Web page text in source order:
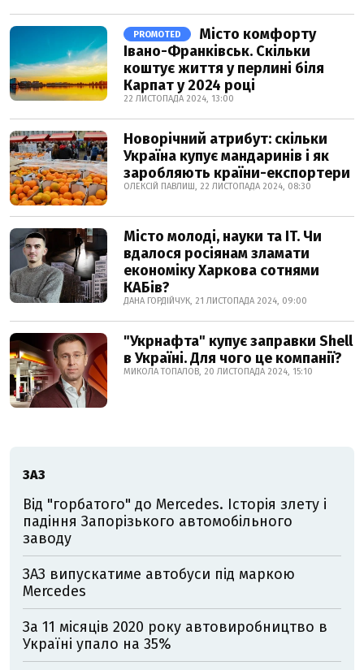
PROMOTED
Місто комфорту
Івано-Франківськ. Скільки
коштує життя у перлині біля
Карпат у 2024 році
22 ЛИСТОПАДА 2024, 13:00
Новорічний атрибут: скільки
Україна купує мандаринів і як
заробляють країни-експортери
ОЛЕКСІЙ ПАВЛИШ, 22 ЛИСТОПАДА 2024, 08:30
Місто молоді, науки та IT. Чи
вдалося росіянам зламати
економіку Харкова сотнями
КАБів?
ДАНА ГОРДІЙЧУК, 21 ЛИСТОПАДА 2024, 09:00
"Укрнафта" купує заправки Shell
в Україні. Для чого це компанії?
МИКОЛА ТОПАЛОВ, 20 ЛИСТОПАДА 2024, 15:10
ЗАЗ
Від "горбатого" до Mercedes. Історія злету і
падіння Запорізького автомобільного
заводу
ЗАЗ випускатиме автобуси під маркою
Mercedes
За 11 місяців 2020 року автовиробництво в
Україні упало на 35%